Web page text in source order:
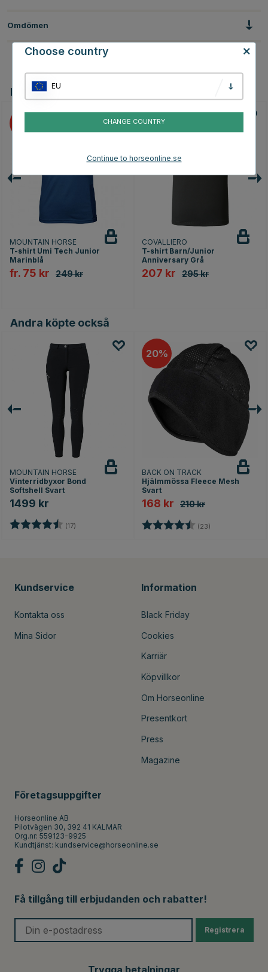
Omdömen
Du kanske även är intresserad av
MOUNTAIN HORSE
T-shirt Umi Tech Junior
Marinblå
fr. 75 kr 249 kr
30
COVALLIERO
T-shirt Barn/Junior
Anniversary Grå
207 kr 295 kr
Andra köpte också
MOUNTAIN HORSE
Vinterridbyxor Bond
Softshell Svart
1499 kr
Betyg: (17)
20
BACK ON TRACK
Hjälmmössa Fleece Mesh
Svart
168 kr 210 kr
Betyg: (23)
Kundservice
Kontakta oss
Mina Sidor
Information
Black Friday
Cookies
Karriär
Köpvillkor
Om Horseonline
Presentkort
Press
Magazine
Företagsuppgifter
Horseonline AB
Pilotvägen 30, 392 41 KALMAR
Org.nr: 559123-9925
Kundtjänst: kundservice@horseonline.se
Få tillgång till erbjudanden och rabatter!
Registrera
Trygga betalningar
Choose country
EU
CHANGE COUNTRY
Continue to horseonline.se